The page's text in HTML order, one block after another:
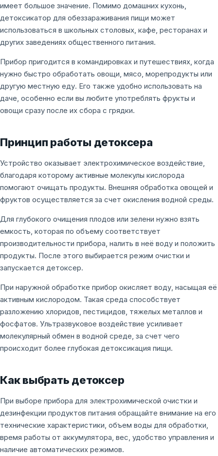
имеет большое значение. Помимо домашних кухонь,
детоксикатор для обеззараживания пищи может
использоваться в школьных столовых, кафе, ресторанах и
других заведениях общественного питания.
Прибор пригодится в командировках и путешествиях, когда
нужно быстро обработать овощи, мясо, морепродукты или
другую местную еду. Его также удобно использовать на
даче, особенно если вы любите употреблять фрукты и
овощи сразу после их сбора с грядки.
Принцип работы детоксера
Устройство оказывает электрохимическое воздействие,
благодаря которому активные молекулы кислорода
помогают очищать продукты. Внешняя обработка овощей и
фруктов осуществляется за счет окисления водной среды.
Для глубокого очищения плодов или зелени нужно взять
емкость, которая по объему соответствует
производительности прибора, налить в неё воду и положить
продукты. После этого выбирается режим очистки и
запускается детоксер.
При наружной обработке прибор окисляет воду, насыщая её
активным кислородом. Такая среда способствует
разложению хлоридов, пестицидов, тяжелых металлов и
фосфатов. Ультразвуковое воздействие усиливает
молекулярный обмен в водной среде, за счет чего
происходит более глубокая детоксикация пищи.
Как выбрать детоксер
При выборе прибора для электрохимической очистки и
дезинфекции продуктов питания обращайте внимание на его
технические характеристики, объем воды для обработки,
время работы от аккумулятора, вес, удобство управления и
наличие автоматических режимов.